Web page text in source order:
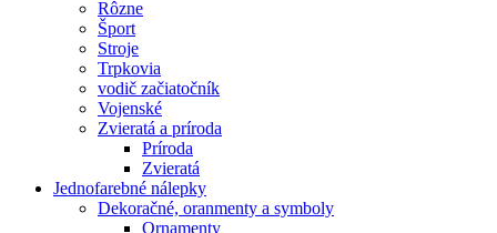
Rôzne
Šport
Stroje
Trpkovia
vodič začiatočník
Vojenské
Zvieratá a príroda
Príroda
Zvieratá
Jednofarebné nálepky
Dekoračné, oranmenty a symboly
Ornamenty